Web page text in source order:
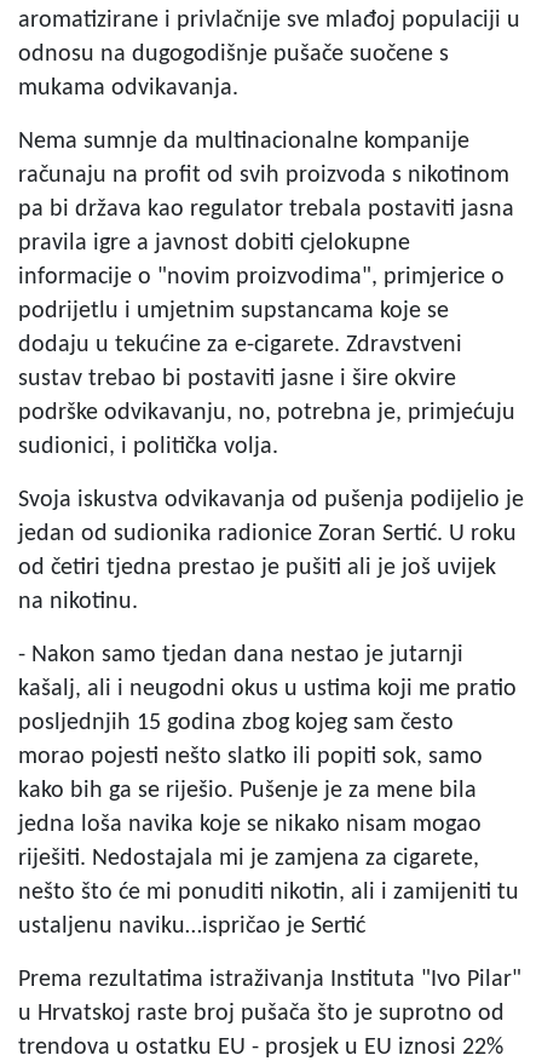
aromatizirane i privlačnije sve mlađoj populaciji u
odnosu na dugogodišnje pušače suočene s
mukama odvikavanja.
Nema sumnje da multinacionalne kompanije
računaju na profit od svih proizvoda s nikotinom
pa bi država kao regulator trebala postaviti jasna
pravila igre a javnost dobiti cjelokupne
informacije o "novim proizvodima", primjerice o
podrijetlu i umjetnim supstancama koje se
dodaju u tekućine za e-cigarete. Zdravstveni
sustav trebao bi postaviti jasne i šire okvire
podrške odvikavanju, no, potrebna je, primjećuju
sudionici, i politička volja.
Svoja iskustva odvikavanja od pušenja podijelio je
jedan od sudionika radionice Zoran Sertić. U roku
od četiri tjedna prestao je pušiti ali je još uvijek
na nikotinu.
- Nakon samo tjedan dana nestao je jutarnji
kašalj, ali i neugodni okus u ustima koji me pratio
posljednjih 15 godina zbog kojeg sam često
morao pojesti nešto slatko ili popiti sok, samo
kako bih ga se riješio. Pušenje je za mene bila
jedna loša navika koje se nikako nisam mogao
riješiti. Nedostajala mi je zamjena za cigarete,
nešto što će mi ponuditi nikotin, ali i zamijeniti tu
ustaljenu naviku…ispričao je Sertić
Prema rezultatima istraživanja Instituta "Ivo Pilar"
u Hrvatskoj raste broj pušača što je suprotno od
trendova u ostatku EU - prosjek u EU iznosi 22%